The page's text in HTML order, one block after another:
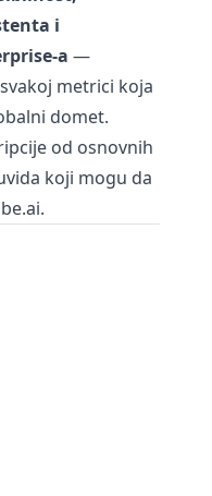
i
a —
metrici koja
domet.
od osnovnih
koji mogu da